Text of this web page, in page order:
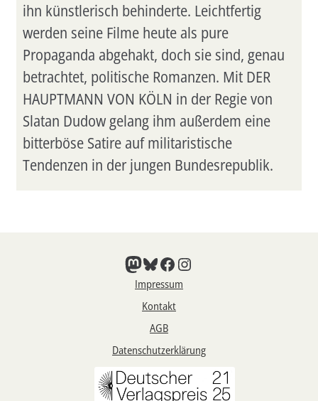
ihn künstlerisch behinderte. Leichtfertig
werden seine Filme heute als pure
Propaganda abgehakt, doch sie sind, genau
betrachtet, politische Romanzen. Mit DER
HAUPTMANN VON KÖLN in der Regie von
Slatan Dudow gelang ihm außerdem eine
bitterböse Satire auf militaristische
Tendenzen in der jungen Bundesrepublik.
Mastodon
Bluesky
Facebook
Instagram
Impressum
Kontakt
AGB
Datenschutzerklärung